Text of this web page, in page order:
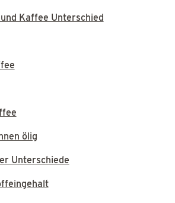
Kaffee Unterschied
ölig
Unterschiede